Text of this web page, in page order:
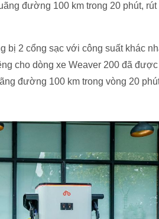
đường 100 km trong 20 phút, rút
bị 2 cổng sạc với công suất khác
cho dòng xe Weaver 200 đã được
đường 100 km trong vòng 20